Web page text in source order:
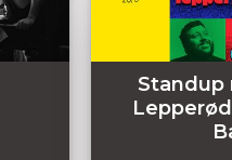
Standup